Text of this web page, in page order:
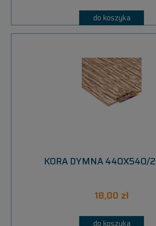
do koszyka
KORA DYMNA 440X540/
18,00 zł